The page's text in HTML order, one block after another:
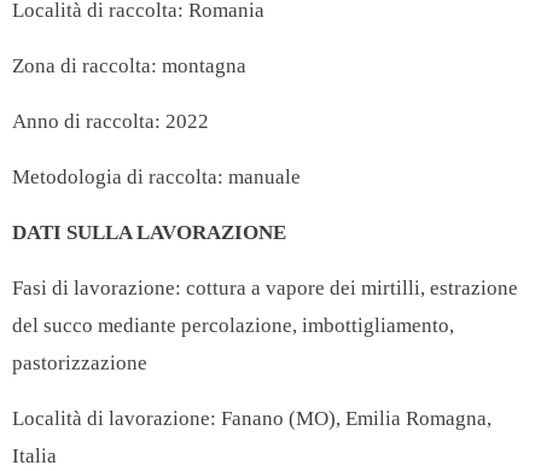
Località di raccolta: Romania
Zona di raccolta: montagna
Anno di raccolta: 2022
Metodologia di raccolta: manuale
DATI SULLA LAVORAZIONE
Fasi di lavorazione: cottura a vapore dei mirtilli, estrazione
del succo mediante percolazione, imbottigliamento,
pastorizzazione
Località di lavorazione: Fanano (MO), Emilia Romagna,
Italia